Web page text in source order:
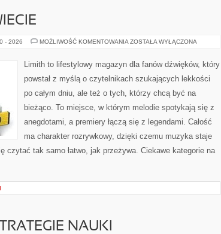
- 2026 MOŻLIWOŚĆ KOMENTOWANIA MUZYKA
ZOSTAŁA WYŁĄCZONA
Limith to lifestylowy magazyn dla fanów dźwięków, który
powstał z myślą o czytelnikach szukających lekkości
po całym dniu, ale też o tych, którzy chcą być na
bieżąco. To miejsce, w którym melodie spotykają się z
anegdotami, a premiery łączą się z legendami. Całość
ma charakter rozrywkowy, dzięki czemu muzyka staje
czytać tak samo łatwo, jak przeżywa. Ciekawe kategorie na
NAUKI